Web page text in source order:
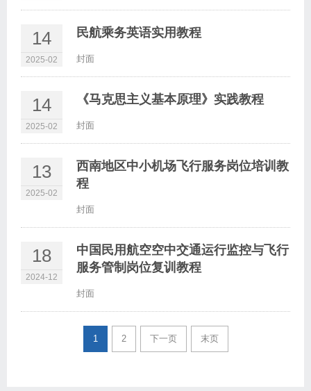
14
2025-02
民航乘务英语实用教程
封面
14
2025-02
《马克思主义基本原理》实践教程
封面
13
2025-02
西南地区中小机场飞行服务岗位培训教
程
封面
18
2024-12
中国民用航空空中交通运行监控与飞行
服务管制岗位复训教程
封面
1 2 下一页 末页